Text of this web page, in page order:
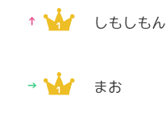
しもしもん
まお